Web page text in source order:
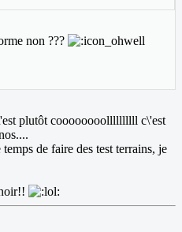
non ???
plutôt coooooooollllllllll c\'est
de faire des test terrains, je